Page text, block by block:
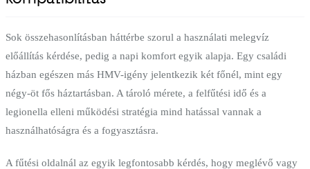
Sok összehasonlításban háttérbe szorul a használati melegvíz
előállítás kérdése, pedig a napi komfort egyik alapja. Egy családi
házban egészen más HMV-igény jelentkezik két főnél, mint egy
négy-öt fős háztartásban. A tároló mérete, a felfűtési idő és a
legionella elleni működési stratégia mind hatással vannak a
használhatóságra és a fogyasztásra.
A fűtési oldalnál az egyik legfontosabb kérdés, hogy meglévő vagy